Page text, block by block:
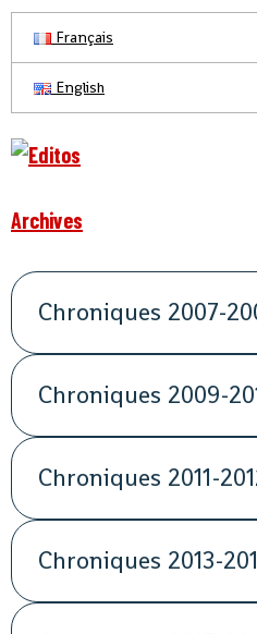
Français
English
Archives
Chroniques 2007-
Chroniques 2009-
Chroniques 2011-
Chroniques 2013-